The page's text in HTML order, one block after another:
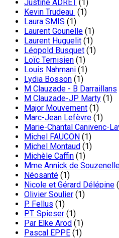
Justine ADRET
(1)
Kevin Trudeau (1)
Laura SMIS (1)
Laurent Gounelle (1)
Laurent Huguelit (1)
Léopold Busquet (1)
Loïc Ternisien (1)
Louis Nahmani (1)
Lydia Bosson (1)
M Clauzade - B Darraillans
M Clauzade-JP Marty (1)
Major Mouvement (1)
Marc-Jean Lefèvre (1)
Marie-Chantal Canivenc-
Michel FAUCON (1)
Michel Montaud (1)
Michèle Caffin (1)
Mme Annick de
Néosanté (1)
Nicole et Gérard Délépine
Olivier Soulier (1)
P. Fellus (1)
P.T. Spieser (1)
Par Elke Arod (1)
Pascal EPPE (1)